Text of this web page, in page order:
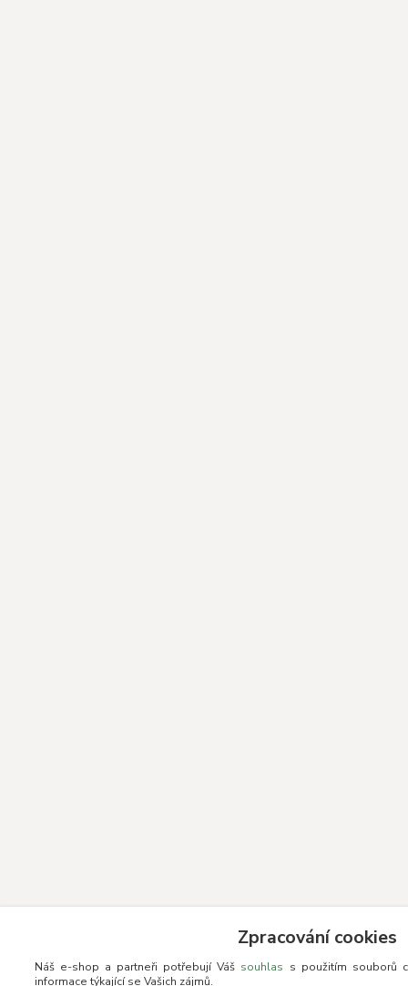
Zpracování cookies
Náš e-shop a partneři potřebují Váš souhlas s použitím souborů
informace týkající se Vašich zájmů.